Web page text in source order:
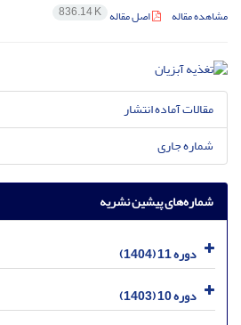
مشاهده مقاله اصل مقاله 836.14 K
مقالات آماده انتشار
شماره جاری
شماره‌های پیشین نشریه
دوره 11 (1404)
دوره 10 (1403)